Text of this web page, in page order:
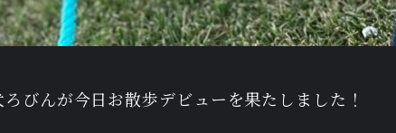
びんが今日お散歩デビューを果たしました！